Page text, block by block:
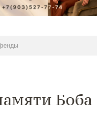
Боба